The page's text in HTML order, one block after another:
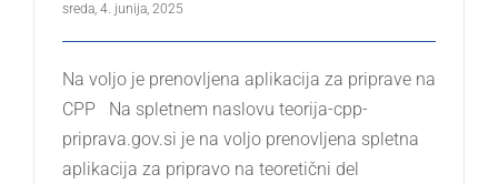
sreda, 4. junija, 2025
Na voljo je prenovljena aplikacija za priprave na
CPP Na spletnem naslovu teorija-cpp-
priprava.gov.si je na voljo prenovljena spletna
aplikacija za pripravo na teoretični del